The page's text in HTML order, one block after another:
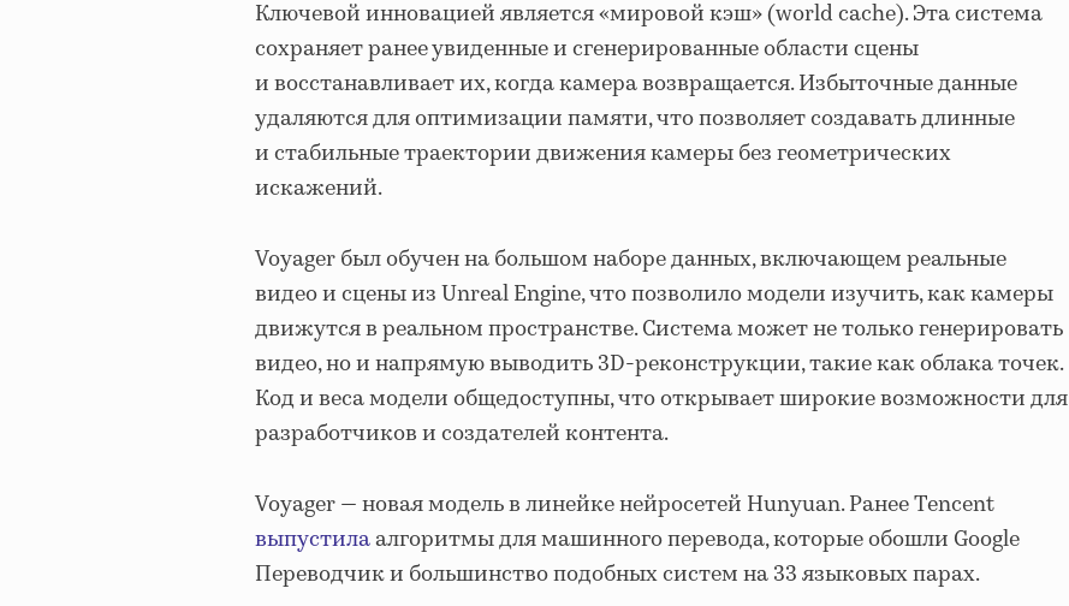
Ключевой инновацией является «мировой кэш» (world cache). Эта система
сохраняет ранее увиденные и сгенерированные области сцены
и восстанавливает их, когда камера возвращается. Избыточные данные
удаляются для оптимизации памяти, что позволяет создавать длинные
и стабильные траектории движения камеры без геометрических
искажений.
Voyager был обучен на большом наборе данных, включающем реальные
видео и сцены из Unreal Engine, что позволило модели изучить, как камеры
движутся в реальном пространстве. Система может не только генерировать
видео, но и напрямую выводить 3D-реконструкции, такие как облака точек.
Код и веса модели общедоступны, что открывает широкие возможности для
разработчиков и создателей контента.
Voyager — новая модель в линейке нейросетей Hunyuan. Ранее Tencent
выпустилаалгоритмы для машинного перевода, которые обошли Google
Переводчик и большинство подобных систем на 33 языковых парах.